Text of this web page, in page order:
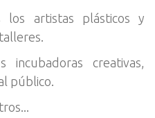
artistas plásticos y
creativas,
público.